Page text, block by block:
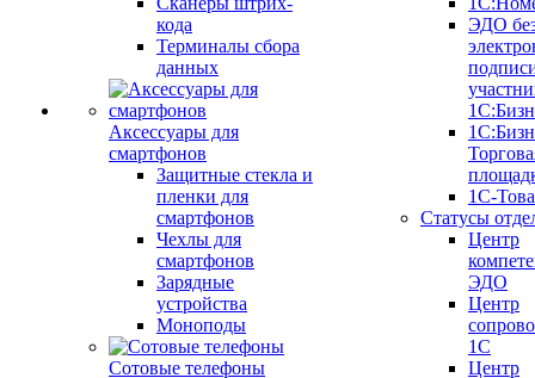
кода
Терминалы сбора
данных
Аксессуары для
смартфонов
Защитные стекла и
пленки для
смартфонов
Чехлы для
смартфонов
Зарядные
устройства
Моноподы
Сотовые телефоны
ЭДО
1С-
Статусы
Центр
ЭДО
Центр
1С
Центр